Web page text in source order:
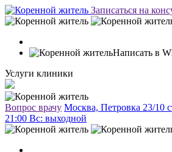
Записаться на
Написать в
Услуги клиники
Вопрос врачу Москва, Петровка 23/10
21:00 Вc: выходной